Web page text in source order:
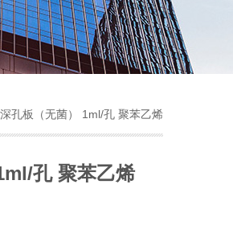
孔板（无菌） 1ml/孔 聚苯乙烯
孔 聚苯乙烯